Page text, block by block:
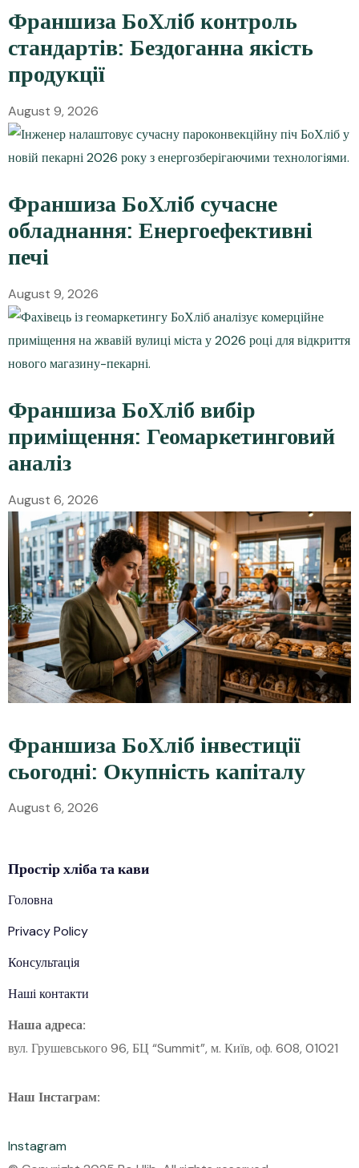
Франшиза БоХліб контроль
стандартів: Бездоганна якість
продукції
August 9, 2026
Франшиза БоХліб сучасне
обладнання: Енергоефективні
печі
August 9, 2026
Франшиза БоХліб вибір
приміщення: Геомаркетинговий
аналіз
August 6, 2026
Франшиза БоХліб інвестиції
сьогодні: Окупність капіталу
August 6, 2026
Простірхлібата кави
Головна
Privacy Policy
Консультація
Наші контакти
Наша адреса:
вул. Грушевського 96, БЦ “Summit”, м. Київ, оф. 608, 01021
Наш Інстаграм:
Instagram